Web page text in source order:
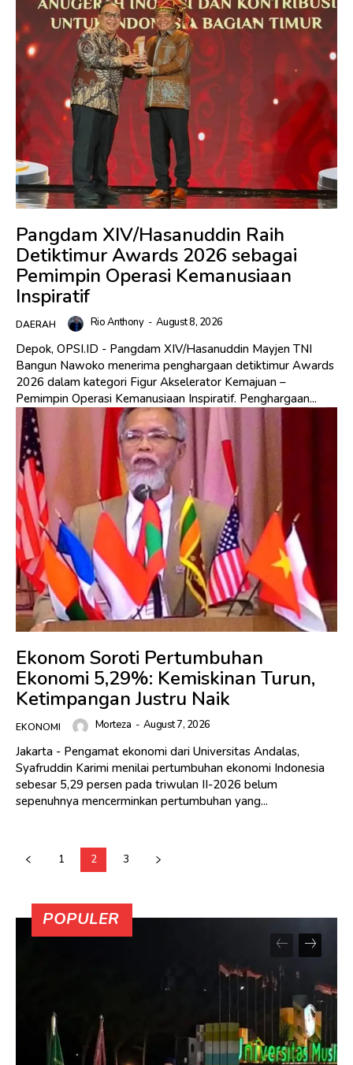
Pangdam XIV/Hasanuddin Raih
Detiktimur Awards 2026 sebagai
Pemimpin Operasi Kemanusiaan
Inspiratif
DAERAH Rio Anthony - August 8, 2026
Depok, OPSI.ID - Pangdam XIV/Hasanuddin Mayjen TNI
Bangun Nawoko menerima penghargaan detiktimur Awards
2026 dalam kategori Figur Akselerator Kemajuan –
Pemimpin Operasi Kemanusiaan Inspiratif. Penghargaan...
Ekonom Soroti Pertumbuhan
Ekonomi 5,29%: Kemiskinan Turun,
Ketimpangan Justru Naik
EKONOMI Morteza - August 7, 2026
Jakarta - Pengamat ekonomi dari Universitas Andalas,
Syafruddin Karimi menilai pertumbuhan ekonomi Indonesia
sebesar 5,29 persen pada triwulan II-2026 belum
sepenuhnya mencerminkan pertumbuhan yang...
1 2 3
POPULER